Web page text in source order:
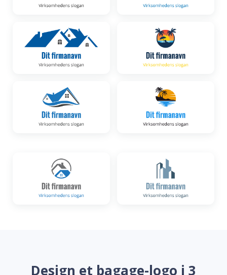
Design et bagage-logo i 3